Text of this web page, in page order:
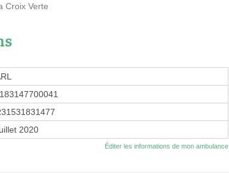
Croix Verte
2020
Éditer les informations de mon ambulance